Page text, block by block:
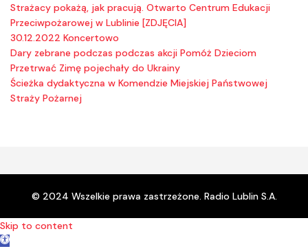
Strażacy pokażą, jak pracują. Otwarto Centrum Edukacji
Przeciwpożarowej w Lublinie [ZDJĘCIA]
30.12.2022 Koncertowo
Dary zebrane podczas podczas akcji Pomóż Dzieciom
Przetrwać Zimę pojechały do Ukrainy
Ścieżka dydaktyczna w Komendzie Miejskiej Państwowej
Straży Pożarnej
© 2024 Wszelkie prawa zastrzeżone. Radio Lublin S.A.
Skip to content
Open toolbar